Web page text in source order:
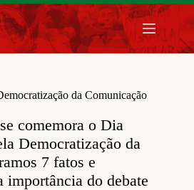
da Comunicação
comemora o Dia
Democratização da
7 fatos e
importância do debate